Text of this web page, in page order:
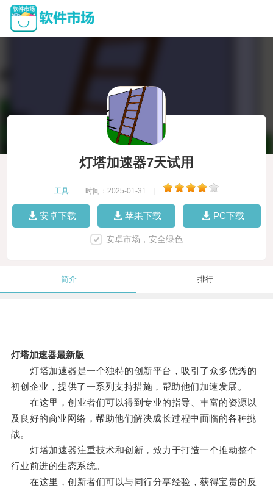
灯塔加速器7天试用
工具 时间：2025-01-31
安卓下载 苹果下载 PC下载
安卓市场，安全绿色
简介 排行
灯塔加速器最新版
灯塔加速器是一个独特的创新平台，吸引了众多优秀的
初创企业，提供了一系列支持措施，帮助他们加速发展。
在这里，创业者们可以得到专业的指导、丰富的资源以
及良好的商业网络，帮助他们解决成长过程中面临的各种挑
战。
灯塔加速器注重技术和创新，致力于打造一个推动整个
行业前进的生态系统。
在这里，创新者们可以与同行分享经验，获得宝贵的反